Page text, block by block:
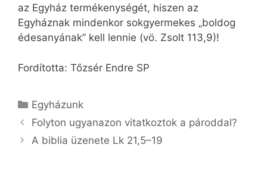
az Egyház termékenységét, hiszen az
Egyháznak mindenkor sokgyermekes „boldog
édesanyának” kell lennie (vö. Zsolt 113,9)!
Fordította: Tőzsér Endre SP
Kategória
Egyházunk
Folyton ugyanazon vitatkoztok a pároddal?
A biblia üzenete Lk 21,5–19